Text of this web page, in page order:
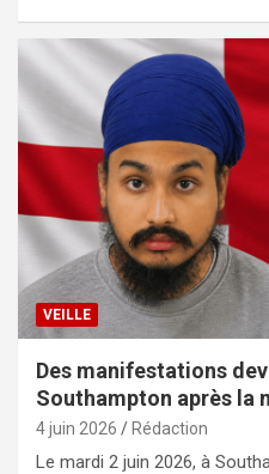
VEILLE
Des manifestations
Southampton après la
4 juin 2026 Rédaction
Le mardi 2 juin 2026, à